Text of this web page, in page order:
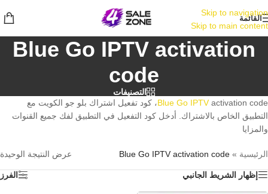
Skip to navigation
Skip to main content
القائمة
Blue Go IPTV activation
code
التصنيفات
Blue Go IPTVactivation code، كود تفعيل اشتراك بلو جو الكويت مع
التطبيق الخاص بالاشتراك. أدخل كود التفعيل في التطبيق لفك جميع القنوات
والمزايا
الرئيسية »
Blue Go IPTV activation code عرض النتيجة الوحيدة
إظهار الشريط الجانبي الفرز